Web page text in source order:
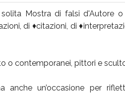
solita Mostra di falsi d'Autore
di ♦citazioni, di
o contemporanei, pittori e
anche un’occasione per